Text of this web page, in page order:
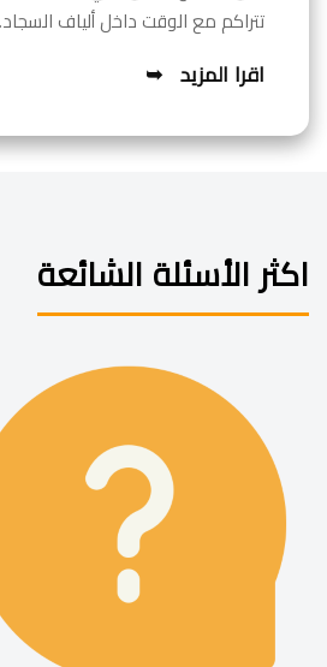
تتراكم مع الوقت داخل ألياف
اقرا المزيد
اكثر الأسئلة الشائعة